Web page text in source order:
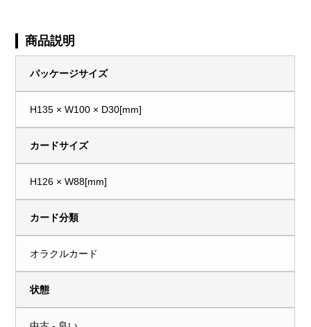
商品説明
パッケージサイズ
H135 × W100 × D30[mm]
カードサイズ
H126 × W88[mm]
カード分類
オラクルカード
状態